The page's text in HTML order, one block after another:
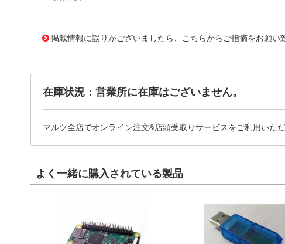
掲載情報に誤りがございましたら、こちらからご指摘をお願い
在庫状況：営業所に在庫はございません。
マルツ全店でオンライン注文&店頭受取りサービスをご利用いただ
よく一緒に購入されている製品